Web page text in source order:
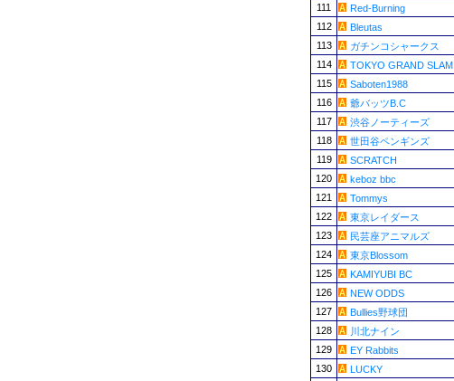
111
Red-Burning
112
Bleutas
113
ガチンコシャークス
114
TOKYO GRAND SLAM
115
Saboten1988
116
爺バッツB.C
117
渋谷ノーティーズ
118
世田谷ペンギンズ
119
SCRATCH
120
keboz bbc
121
Tommys
122
東京レイダース
123
民芸座アニマルズ
124
東京Blossom
125
KAMIYUBI BC
126
NEW ODDS
127
Bullies野球団
128
川北ナイン
129
EY Rabbits
130
LUCKY